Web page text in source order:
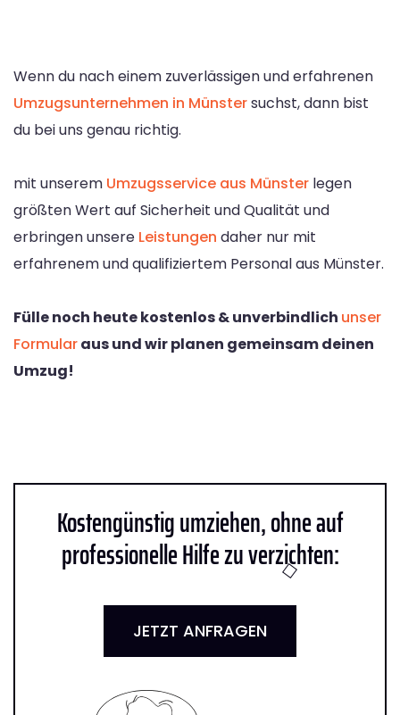
Wenn du nach einem zuverlässigen und erfahrenen
Umzugsunternehmen in Münstersuchst, dann bist
du bei uns genau richtig.
mit unserem Umzugsservice aus Münster legen
größten Wert auf Sicherheit und Qualität und
erbringen unsere Leistungen daher nur mit
erfahrenem und qualifiziertem Personal aus Münster.
Fülle noch heute kostenlos & unverbindlich unser
Formularaus und wir planen gemeinsam deinen
Umzug!
Kostengünstig umziehen, ohne auf
professionelle Hilfe zu verzichten:
JETZT ANFRAGEN